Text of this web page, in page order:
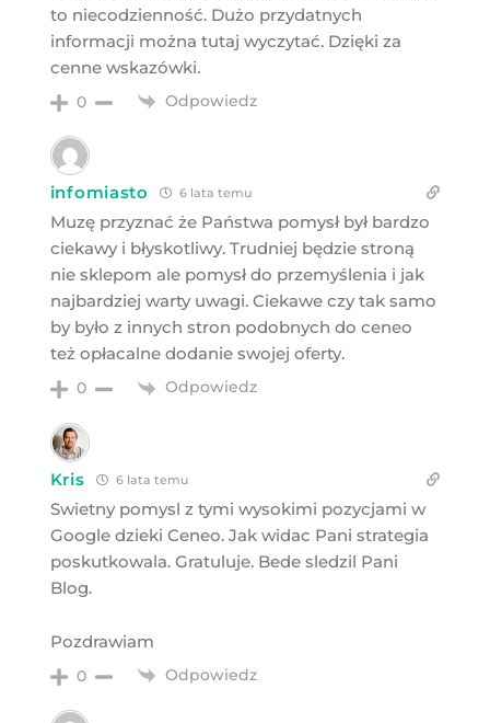
to niecodzienność. Dużo przydatnych
informacji można tutaj wyczytać. Dzięki za
cenne wskazówki.
0 Odpowiedz
infomiasto 6 lata temu
Muzę przyznać że Państwa pomysł był bardzo
ciekawy i błyskotliwy. Trudniej będzie stroną
nie sklepom ale pomysł do przemyślenia i jak
najbardziej warty uwagi. Ciekawe czy tak samo
by było z innych stron podobnych do ceneo
też opłacalne dodanie swojej oferty.
0 Odpowiedz
Kris 6 lata temu
Swietny pomysl z tymi wysokimi pozycjami w
Google dzieki Ceneo. Jak widac Pani strategia
poskutkowala. Gratuluje. Bede sledzil Pani
Blog.
Pozdrawiam
0 Odpowiedz